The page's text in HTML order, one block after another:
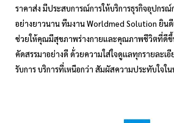
ราคาส่ง มีประสบการณ์การให้บริการธุรกิจอุปกร
อย่างยาวนาน ทีมงาน Worldmed Solution ยิน
ช่วยให้คุณมีสุขภาพร่างกายและคุณภาพชีวิตที่ดี
คัดสรรมาอย่างดี ด้่วยความใส่ใจดูเเลทุกรายละเ
รับการ บริการที่เหนือกว่า สัมผัสความประทับใจใน